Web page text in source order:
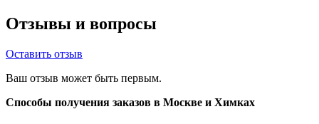
Отзывы и вопросы
Оставить отзыв
Ваш отзыв может быть первым.
Способы получения заказов в Москве и Химках